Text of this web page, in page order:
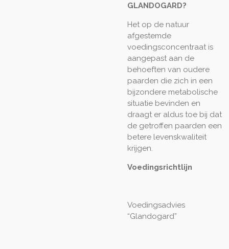
GLANDOGARD?
Het op de natuur
afgestemde
voedingsconcentraat is
aangepast aan de
behoeften van oudere
paarden die zich in een
bijzondere metabolische
situatie bevinden en
draagt er aldus toe bij dat
de getroffen paarden een
betere levenskwaliteit
krijgen.
Voedingsrichtlijn
Voedingsadvies
“Glandogard”